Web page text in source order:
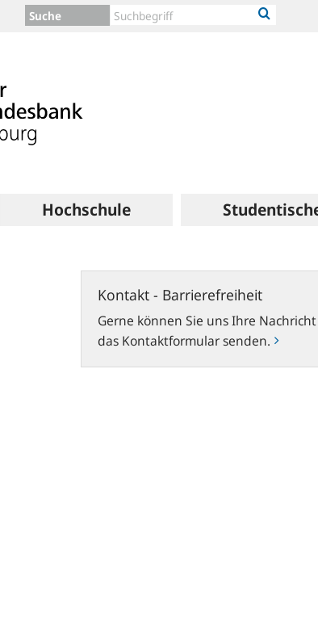
Suche
Hochschule
Kontakt - Barrierefreiheit
Gerne können Sie uns Ihre
das Kontaktformular senden.
Barrierefreiheit